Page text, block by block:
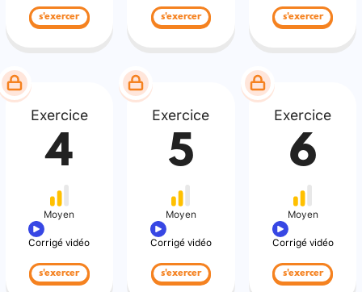
s'exercer s'exercer s'exercer
Exercice
4
Moyen
Corrigé vidéo
s'exercer
Exercice
5
Moyen
Corrigé vidéo
s'exercer
Exercice
6
Moyen
Corrigé vidéo
s'exercer